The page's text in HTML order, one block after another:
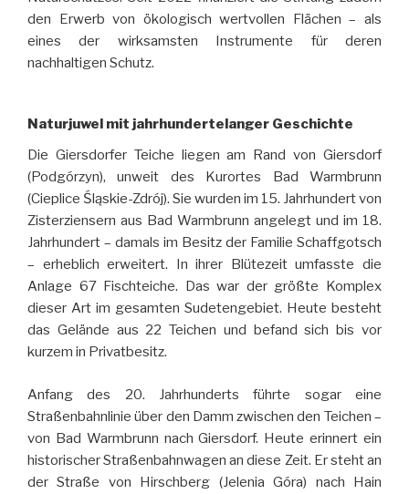
den Erwerb von ökologisch wertvollen Flächen – als
eines der wirksamsten Instrumente für deren
nachhaltigen Schutz.
Naturjuwel mit jahrhundertelanger Geschichte
Die Giersdorfer Teiche liegen am Rand von Giersdorf
(Podgórzyn), unweit des Kurortes Bad Warmbrunn
(Cieplice Śląskie-Zdrój). Sie wurden im 15. Jahrhundert von
Zisterziensern aus Bad Warmbrunn angelegt und im 18.
Jahrhundert – damals im Besitz der Familie Schaffgotsch
– erheblich erweitert. In ihrer Blütezeit umfasste die
Anlage 67 Fischteiche. Das war der größte Komplex
dieser Art im gesamten Sudetengebiet. Heute besteht
das Gelände aus 22 Teichen und befand sich bis vor
kurzem in Privatbesitz.
Anfang des 20. Jahrhunderts führte sogar eine
Straßenbahnlinie über den Damm zwischen den Teichen –
von Bad Warmbrunn nach Giersdorf. Heute erinnert ein
historischer Straßenbahnwagen an diese Zeit. Er steht an
der Straße von Hirschberg (Jelenia Góra) nach Hain